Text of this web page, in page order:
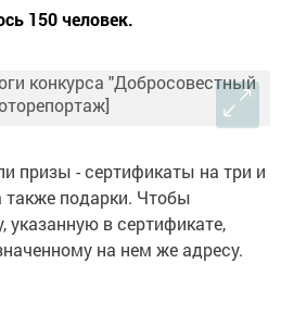
150 человек.
призы - сертификаты на три и
также подарки. Чтобы
указанную в сертификате,
на нем же адресу.